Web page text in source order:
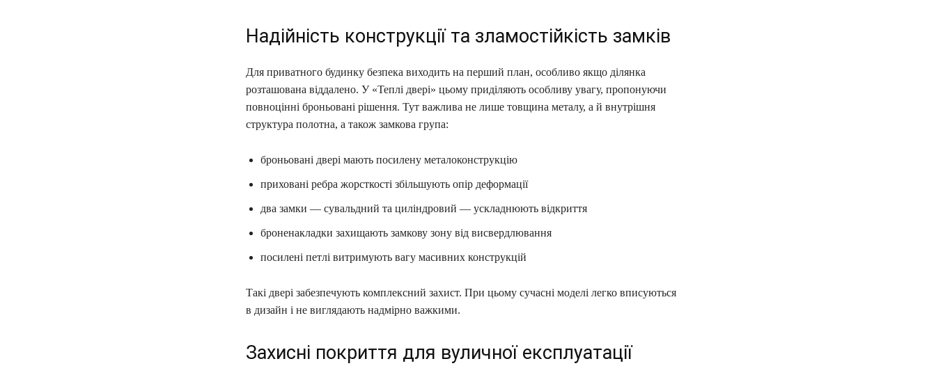
Надійність конструкції та зламостійкість замків
Для приватного будинку безпека виходить на перший план, особливо якщо ділянка
розташована віддалено. У «Теплі двері» цьому приділяють особливу увагу, пропонуючи
повноцінні броньовані рішення. Тут важлива не лише товщина металу, а й внутрішня
структура полотна, а також замкова група:
броньовані двері мають посилену металоконструкцію
приховані ребра жорсткості збільшують опір деформації
два замки — сувальдний та циліндровий — ускладнюють відкриття
броненакладки захищають замкову зону від висвердлювання
посилені петлі витримують вагу масивних конструкцій
Такі двері забезпечують комплексний захист. При цьому сучасні моделі легко вписуються
в дизайн і не виглядають надмірно важкими.
Захисні покриття для вуличної експлуатації